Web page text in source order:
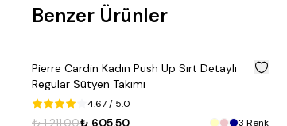
Benzer Ürünler
% 50
Pierre Cardin Kadın Push Up Sırt Detaylı
Regular Sütyen Takımı
4.67/ 5.0
₺ 1,211.00₺ 605.50 3 Renk